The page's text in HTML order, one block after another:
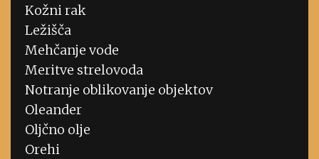
Kožni rak
Ležišča
Mehčanje vode
Meritve strelovoda
Notranje oblikovanje objektov
Oleander
Oljčno olje
Orehi